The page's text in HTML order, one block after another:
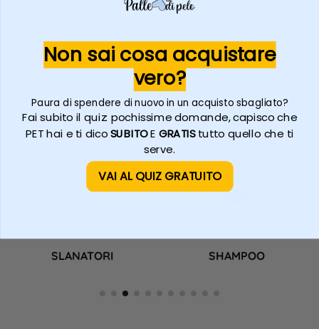
Scopri le altre categorie
SLANATORI SHAMPOO
Non sai cosa acquistare
vero?
Paura di spendere di nuovo in un acquisto sbagliato?
Fai subito il quiz: pochissime domande, capisco che
PET hai e ti dicoSUBITOE GRATIStutto quello che ti
serve.
VAI AL QUIZ GRATUITO